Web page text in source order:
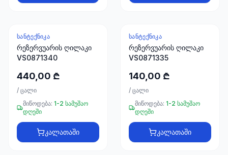
ᲡᲐᲜᲢᲔᲥᲜᲘᲙᲐ
რეზერვუარის ღილაკი
VS0871340
440,00 ₾
/ ცალი
მიწოდება: 1-2 სამუშაო
დღეში
კალათაში
ᲡᲐᲜᲢᲔᲥᲜᲘᲙᲐ
რეზერვუარის ღილაკი
VS0871335
140,00 ₾
/ ცალი
მიწოდება: 1-2 სამუშაო
დღეში
კალათაში